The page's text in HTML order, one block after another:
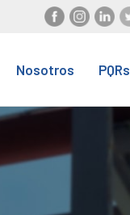
Nosotros PQRs